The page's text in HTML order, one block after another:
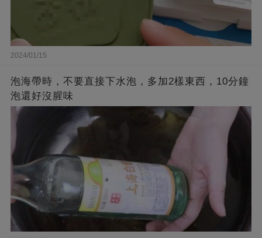
2024/01/15
泡海帶時，不要直接下水泡，多加2樣東西，10分鐘
泡還好沒腥味